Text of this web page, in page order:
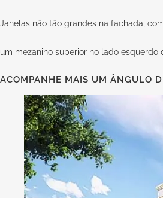
Janelas não tão grandes na fachada,
um mezanino superior no lado esquerdo
ACOMPANHE MAIS UM ÂNGULO